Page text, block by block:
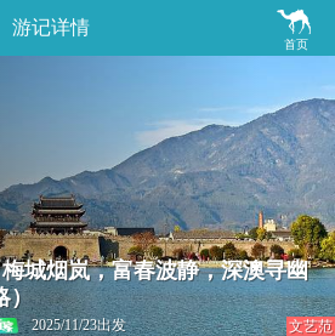

首页
游记详情
城烟岚，富春波静，深澳寻幽
）
2025/11/23出发 文艺范